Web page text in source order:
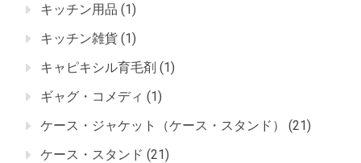
キッチン用品 (1)
キッチン雑貨 (1)
キャピキシル育毛剤 (1)
ギャグ・コメディ (1)
ケース・ジャケット（ケース・スタンド）
(21)
ケース・スタンド (21)